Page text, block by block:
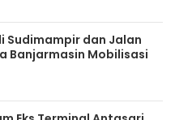
Sudimampir dan Jalan
Banjarmasin Mobilisasi